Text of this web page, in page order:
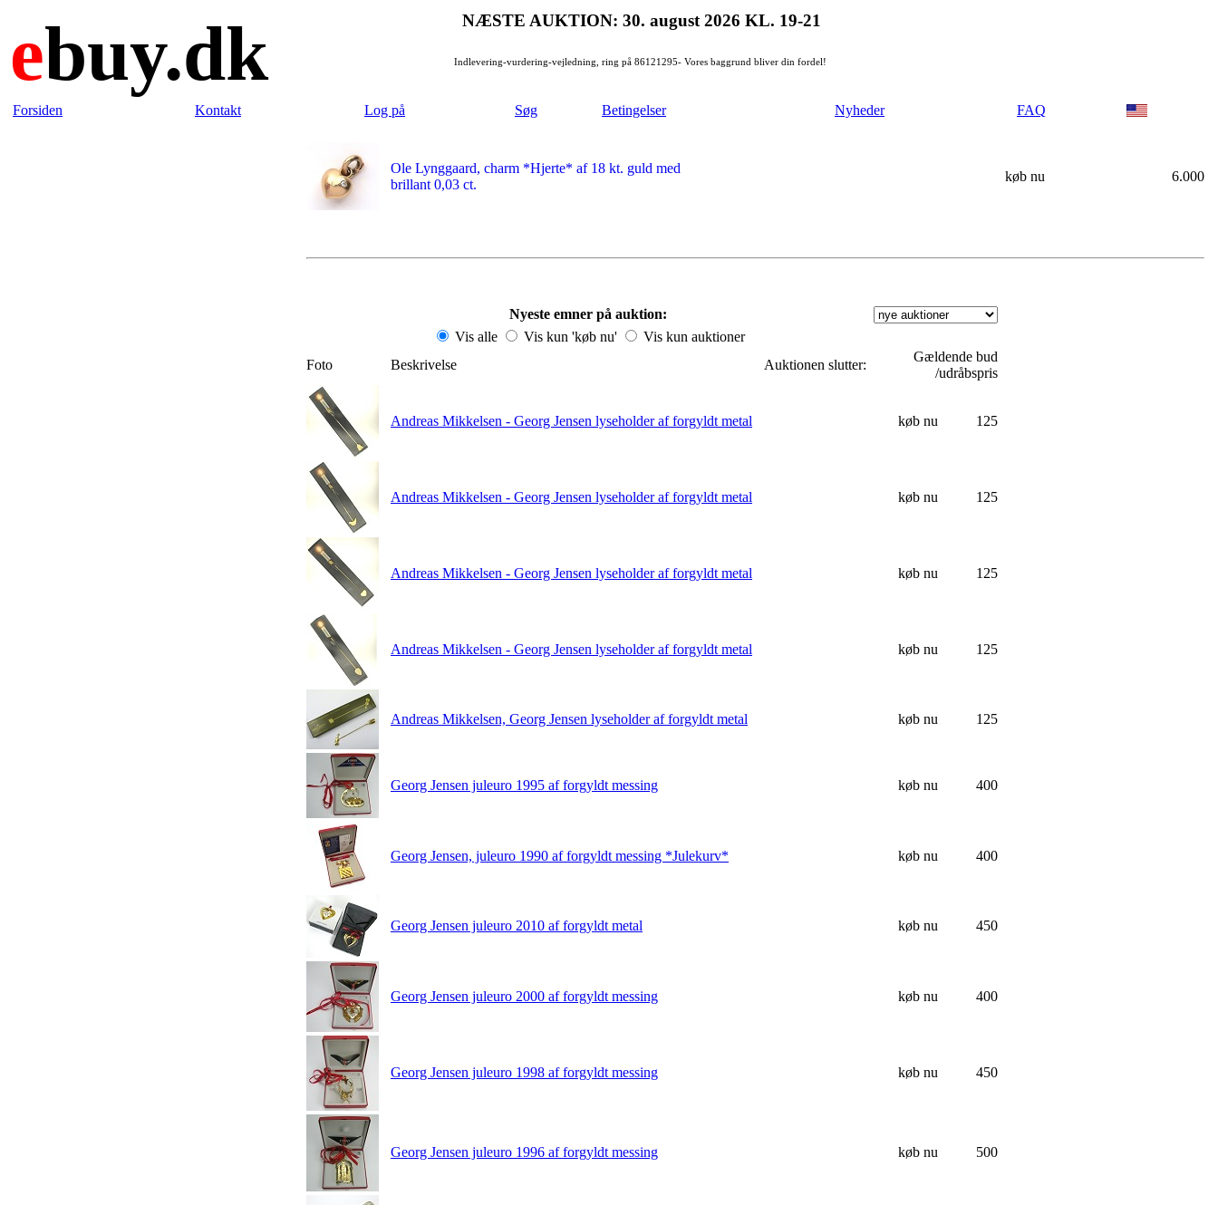
ebuy.dk NÆSTE AUKTION: 30. august 2026 KL. 19-21
Indlevering-vurdering-vejledning, ring på 86121295- Vores baggrund bliver din fordel!
Forsiden Kontakt Log på Søg Betingelser Nyheder FAQ
Ole Lynggaard, charm *Hjerte* af 18 kt. guld med
brillant 0,03 ct.
køb nu 6.000
Nyeste emner på auktion:
Vis alle
Vis kun 'køb nu'
Vis kun auktioner
Foto
Beskrivelse Auktionen slutter:
Gældende bud
/udråbspris
Andreas Mikkelsen - Georg Jensen lyseholder af forgyldt metal køb nu 125
Andreas Mikkelsen - Georg Jensen lyseholder af forgyldt metal køb nu 125
Andreas Mikkelsen - Georg Jensen lyseholder af forgyldt metal køb nu 125
Andreas Mikkelsen - Georg Jensen lyseholder af forgyldt metal køb nu 125
Andreas Mikkelsen, Georg Jensen lyseholder af forgyldt metal køb nu 125
Georg Jensen juleuro 1995 af forgyldt messing køb nu 400
Georg Jensen, juleuro 1990 af forgyldt messing *Julekurv* køb nu 400
Georg Jensen juleuro 2010 af forgyldt metal køb nu 450
Georg Jensen juleuro 2000 af forgyldt messing køb nu 400
Georg Jensen juleuro 1998 af forgyldt messing køb nu 450
Georg Jensen juleuro 1996 af forgyldt messing køb nu 500